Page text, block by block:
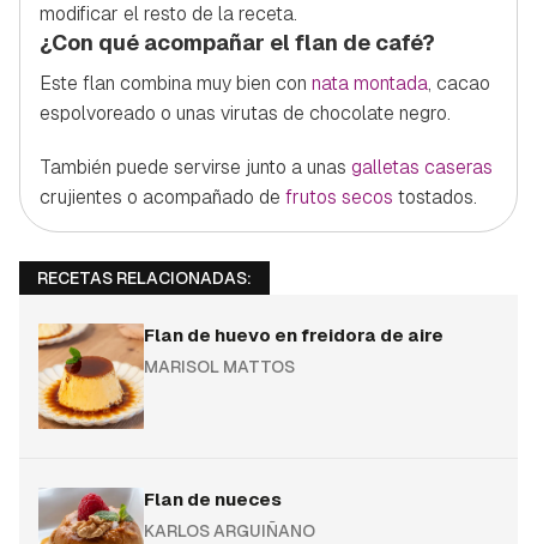
modificar el resto de la receta.
¿Con qué acompañar el flan de café?
Este flan combina muy bien con nata montada, cacao
espolvoreado o unas virutas de chocolate negro.
También puede servirse junto a unas galletas caseras
crujientes o acompañado de frutos secos tostados.
RECETAS RELACIONADAS:
Flan de huevo en freidora de aire
MARISOL MATTOS
Flan de nueces
KARLOS ARGUIÑANO